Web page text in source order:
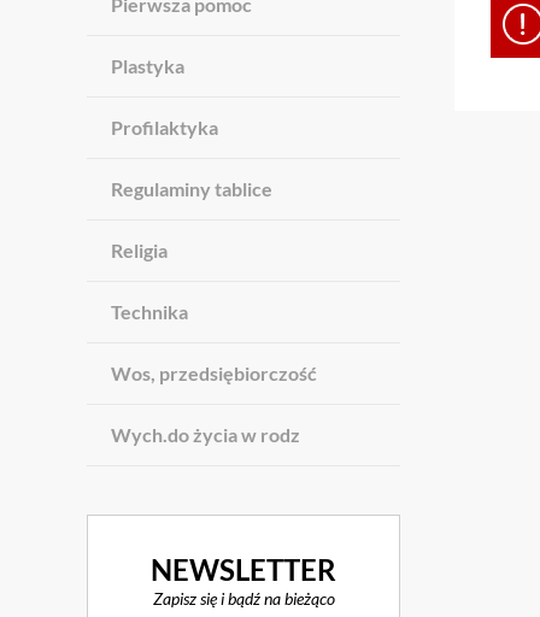
Plastyka
Profilaktyka
Regulaminy tablice
Religia
Technika
Wos, przedsiębiorczość
Wych.do życia w rodz
NEWSLETTER
Zapisz się i bądź na bieżąco